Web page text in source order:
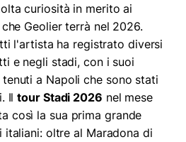
curiosità in merito ai
Geolier terrà nel 2026.
l'artista ha registrato diversi
e negli stadi, con i suoi
a Napoli che sono stati
Iltour Stadi 2026 nel mese
così la sua prima grande
italiani: oltre al Maradona di